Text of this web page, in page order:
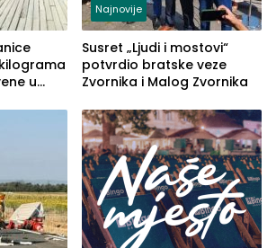
u
Najnovije
Susret „Ljudi i mostovi“
potvrdio bratske veze
Zvornika i Malog Zvornika